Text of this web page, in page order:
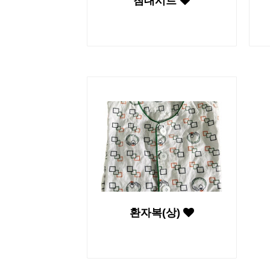
환자복(상)